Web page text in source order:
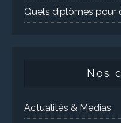
Quels diplômes pour
Nos
Actualités & Medias